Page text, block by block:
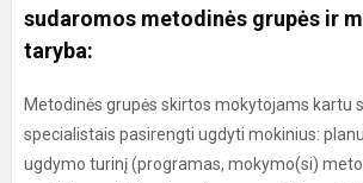
sudaromos metodinės grupės ir
taryba:
Metodinės grupės skirtos mokytojams kartu
specialistais pasirengti ugdyti mokinius:
ugdymo turinį (programas, mokymo(si)